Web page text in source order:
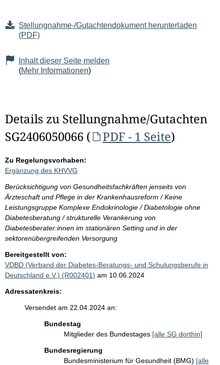
Stellungnahme-/Gutachtendokument herunterladen
(PDF)
Inhalt dieser Seite melden
(Mehr Informationen)
Details zu Stellungnahme/Gutachten
SG2406050066 (
PDF - 1 Seite)
Zu Regelungsvorhaben:
Ergänzung des KHVVG
Berücksichtigung von Gesundheitsfachkräften jenseits von
Ärzteschaft und Pflege in der Krankenhausreform / Keine
Leistungsgruppe Komplexe Endokrinologie / Diabetologie ohne
Diabetesberatung / strukturelle Verankerung von
Diabetesberater:innen im stationären Setting und in der
sektorenübergreifenden Versorgung
Bereitgestellt von:
VDBD (Verband der Diabetes-Beratungs- und Schulungsberufe in
Deutschland e.V.) (R002401) am 10.06.2024
Adressatenkreis:
Versendet am 22.04.2024 an:
Bundestag
Mitglieder des Bundestages [alle SG dorthin]
Bundesregierung
Bundesministerium für Gesundheit (BMG) [alle